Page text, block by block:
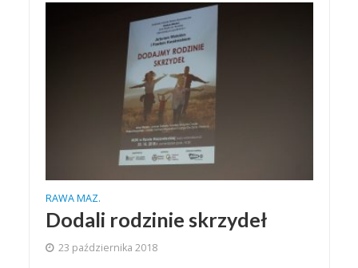
RAWA MAZ.
Dodali rodzinie skrzydeł
23 października 2018